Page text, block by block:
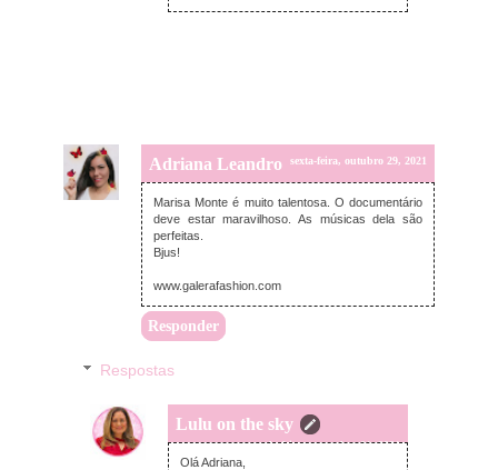
Adriana Leandro sexta-feira, outubro 29, 2021
Marisa Monte é muito talentosa. O documentário
deve estar maravilhoso. As músicas dela são
perfeitas.
Bjus!
www.galerafashion.com
Responder
Respostas
Lulu on the sky
segunda-feira, novembro 01, 2021
Olá Adriana,